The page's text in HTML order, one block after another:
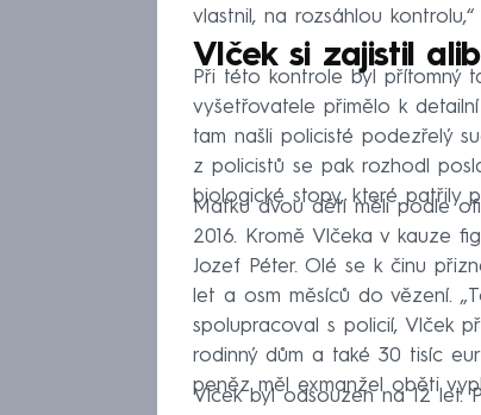
vlastnil, na rozsáhlou
Vlček si zajistil
Při této kontrole byl přítomný
vyšetřovatele přimělo k
tam našli policisté podezřelý
z policistů se pak rozhodl
biologické stopy, které patřily
Matku dvou dětí měli podle
2016. Kromě Vlčeka v kauze
Jozef Péter. Olé se k činu
let a osm měsíců do vězení.
spolupracoval s policií, Vlček
rodinný dům a také 30 tisíc eur
peněz měl exmanžel oběti
Vlček byl odsouzen na 12 let.